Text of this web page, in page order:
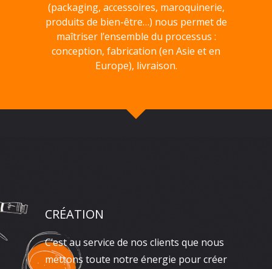
(packaging, accessoires, maroquinerie,
produits de bien-être…) nous permet de
maîtriser l’ensemble du processus :
conception, fabrication (en Asie et en
Europe), livraison.
CRÉATION
C’est au service de nos clients que nous
mettons toute notre énergie pour créer